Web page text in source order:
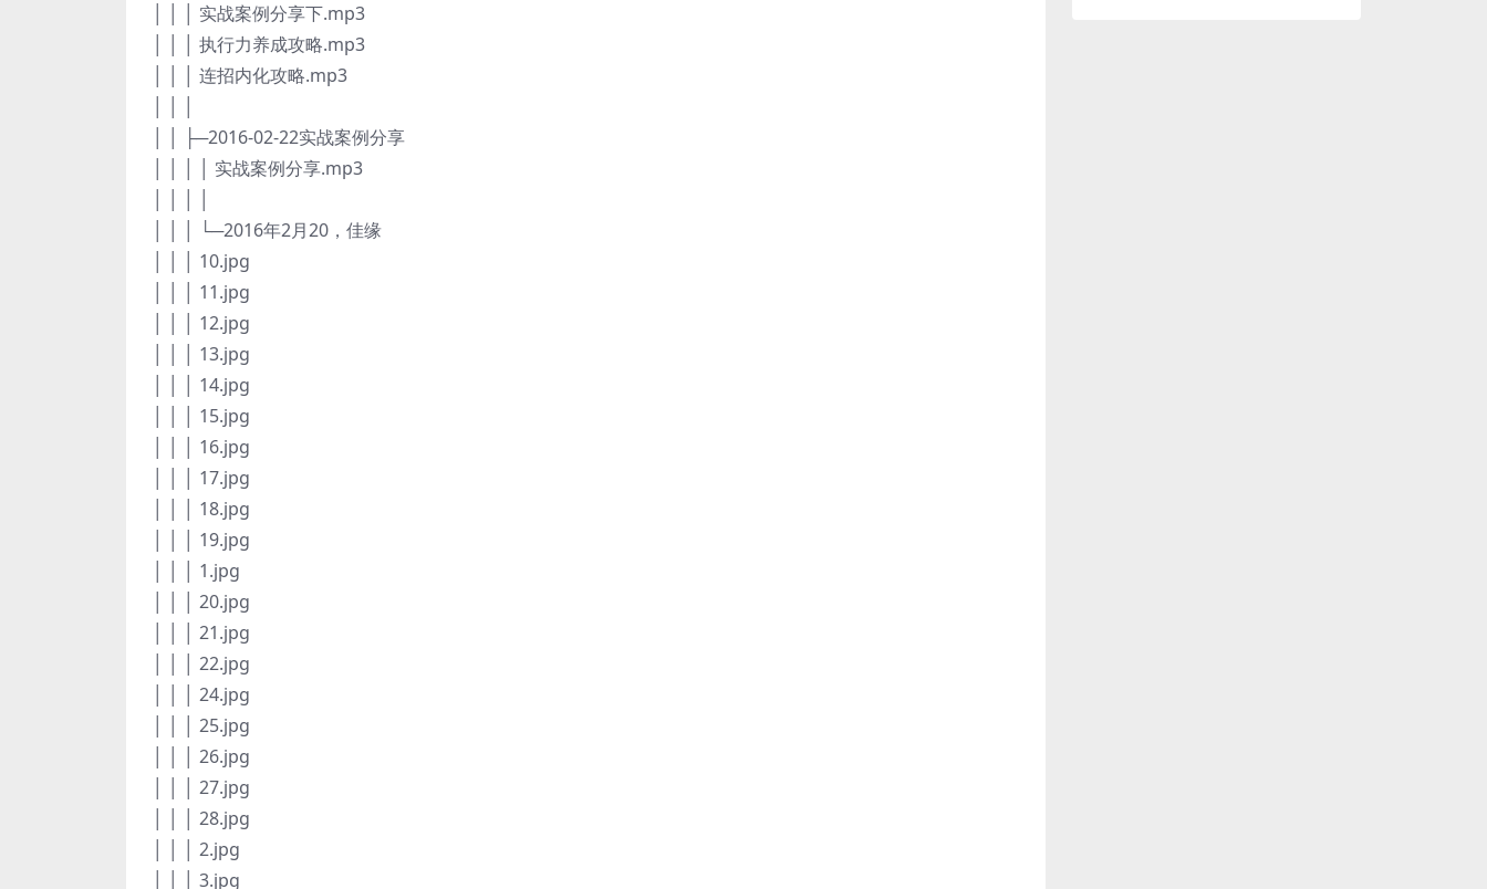
│ │ │ 实战案例分享下.mp3
│ │ │ 执行力养成攻略.mp3
│ │ │ 连招内化攻略.mp3
│ │ ├─2016-02-22实战案例分享
│ │ │ │ 实战案例分享.mp3
│ │ │ └─2016年2月20，佳缘
│ │ │ 10.jpg
│ │ │ 11.jpg
│ │ │ 12.jpg
│ │ │ 13.jpg
│ │ │ 14.jpg
│ │ │ 15.jpg
│ │ │ 16.jpg
│ │ │ 17.jpg
│ │ │ 18.jpg
│ │ │ 19.jpg
│ │ │ 1.jpg
│ │ │ 20.jpg
│ │ │ 21.jpg
│ │ │ 22.jpg
│ │ │ 24.jpg
│ │ │ 25.jpg
│ │ │ 26.jpg
│ │ │ 27.jpg
│ │ │ 28.jpg
│ │ │ 2.jpg
│ │ │ 3.jpg